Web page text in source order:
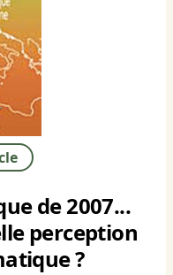
de 2007...
perception
?